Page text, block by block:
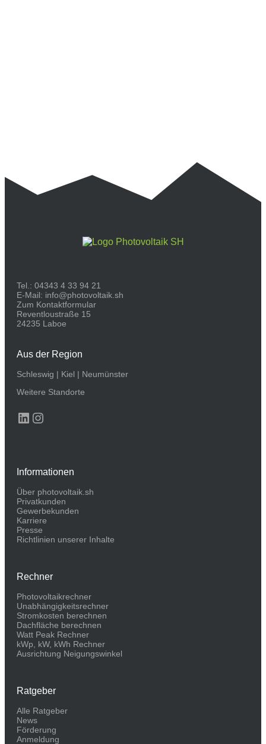
Tel.: 04343 4 33 94 21
E-Mail: info@photovoltaik.sh
Zum Kontaktformular
Reventloustraße 15
24235 Laboe
Aus der Region
Schleswig | Kiel | Neumünster
Weitere Standorte
LinkedIn
Instagram
Informationen
Über photovoltaik.sh
Privatkunden
Gewerbekunden
Karriere
Presse
Richtlinien unserer Inhalte
Rechner
Photovoltaikrechner
Unabhängigkeitsrechner
Stromkosten berechnen
Dachfläche berechnen
Watt Peak Rechner
kWp, kW, kWh Rechner
Ausrichtung Neigungswinkel
Ratgeber
Alle Ratgeber
News
Förderung
Anmeldung